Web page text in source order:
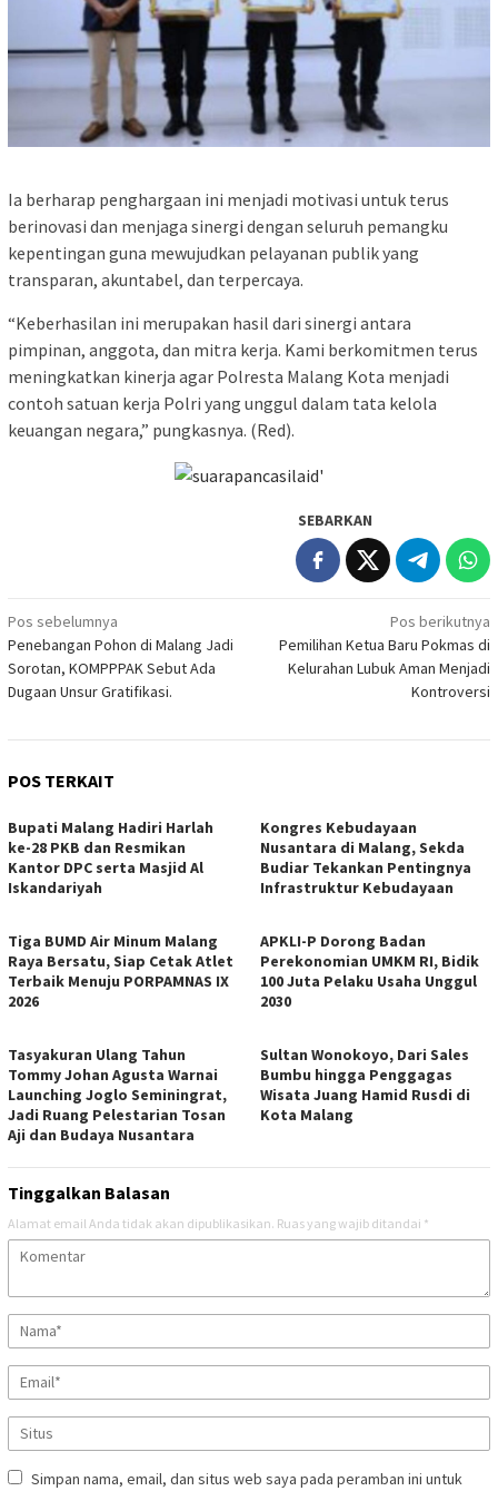
Ia berharap penghargaan ini menjadi motivasi untuk terus
berinovasi dan menjaga sinergi dengan seluruh pemangku
kepentingan guna mewujudkan pelayanan publik yang
transparan, akuntabel, dan terpercaya.
“Keberhasilan ini merupakan hasil dari sinergi antara
pimpinan, anggota, dan mitra kerja. Kami berkomitmen terus
meningkatkan kinerja agar Polresta Malang Kota menjadi
contoh satuan kerja Polri yang unggul dalam tata kelola
keuangan negara,” pungkasnya. (Red).
SEBARKAN
Navigasi
pos
Pos sebelumnya
Penebangan Pohon di Malang Jadi
Sorotan, KOMPPPAK Sebut Ada
Dugaan Unsur Gratifikasi.
Pos berikutnya
Pemilihan Ketua Baru Pokmas di
Kelurahan Lubuk Aman Menjadi
Kontroversi
POS TERKAIT
Bupati Malang Hadiri Harlah
ke-28 PKB dan Resmikan
Kantor DPC serta Masjid Al
Iskandariyah
Kongres Kebudayaan
Nusantara di Malang, Sekda
Budiar Tekankan Pentingnya
Infrastruktur Kebudayaan
Tiga BUMD Air Minum Malang
Raya Bersatu, Siap Cetak Atlet
Terbaik Menuju PORPAMNAS IX
2026
APKLI-P Dorong Badan
Perekonomian UMKM RI, Bidik
100 Juta Pelaku Usaha Unggul
2030
Tasyakuran Ulang Tahun
Tommy Johan Agusta Warnai
Launching Joglo Seminingrat,
Jadi Ruang Pelestarian Tosan
Aji dan Budaya Nusantara
Sultan Wonokoyo, Dari Sales
Bumbu hingga Penggagas
Wisata Juang Hamid Rusdi di
Kota Malang
Tinggalkan Balasan
Alamat email Anda tidak akan dipublikasikan. Ruas yang wajib ditandai *
Simpan nama, email, dan situs web saya pada peramban ini untuk